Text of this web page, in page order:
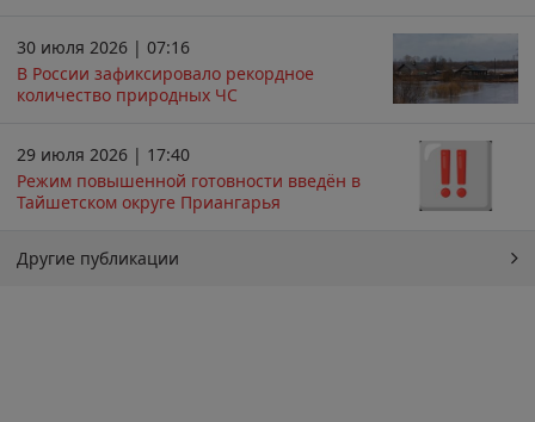
30 июля 2026 | 07:16
В России зафиксировало рекордное
количество природных ЧС
29 июля 2026 | 17:40
Режим повышенной готовности введён в
Тайшетском округе Приангарья
Другие публикации